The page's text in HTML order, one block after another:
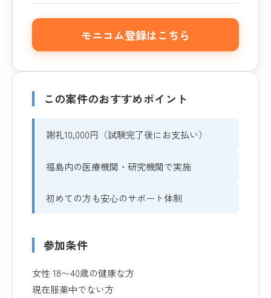
モニコム登録はこちら
この案件のおすすめポイント
謝礼10,000円（試験完了後にお支払い）
福島内の医療機関・研究機関で実施
初めての方も安心のサポート体制
参加条件
女性 18〜40歳の健康な方
現在服薬中でない方